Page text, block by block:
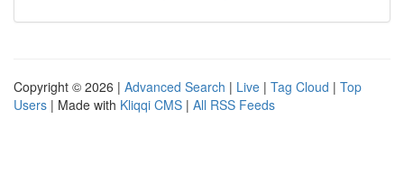
Copyright © 2026 | Advanced Search | Live | Tag Cloud | Top
Users | Made with Kliqqi CMS | All RSS Feeds